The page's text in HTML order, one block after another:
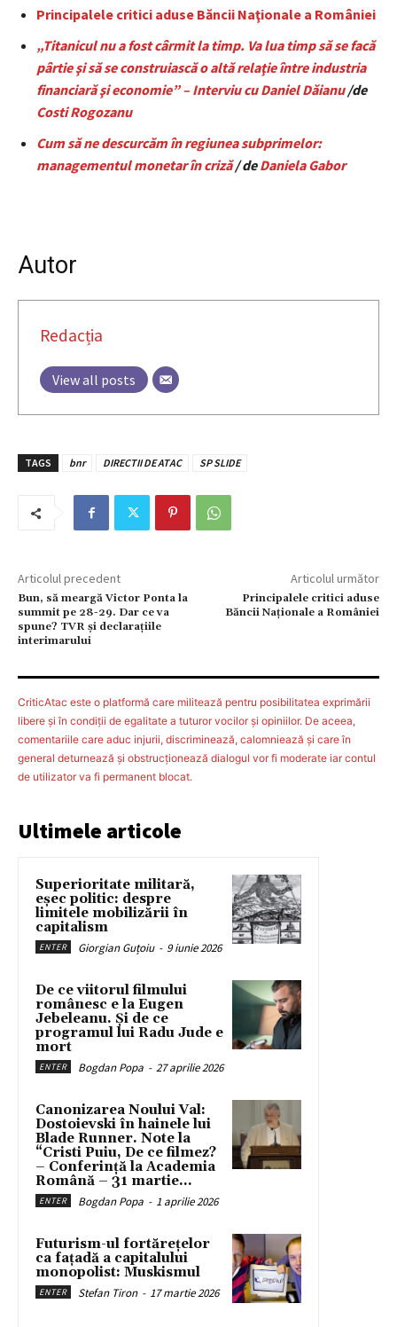
Principalele critici aduse Băncii Naţionale a României
„Titanicul nu a fost cârmit la timp. Va lua timp să se facă
pârtie şi să se construiască o altă relaţie între industria
financiară şi economie” – Interviu cu Daniel Dăianu/de
Costi Rogozanu
Cum să ne descurcăm în regiunea subprimelor:
managementul monetar în criză/ deDaniela Gabor
Autor
Redacția
View all posts
TAGS bnr DIRECTII DE ATAC SP SLIDE
Articolul precedent
Bun, să meargă Victor Ponta la
summit pe 28-29. Dar ce va
spune? TVR şi declaraţiile
interimarului
Articolul următor
Principalele critici aduse
Băncii Naţionale a României
CriticAtac este o platformă care militează pentru posibilitatea exprimării
libere şi în condiţii de egalitate a tuturor vocilor şi opiniilor. De aceea,
comentariile care aduc injurii, discriminează, calomniează şi care în
general deturnează şi obstrucţionează dialogul vor fi moderate iar contul
de utilizator va fi permanent blocat.
Ultimele articole
Superioritate militară,
eșec politic: despre
limitele mobilizării în
capitalism
ENTER Giorgian Guțoiu - 9 iunie 2026
De ce viitorul filmului
românesc e la Eugen
Jebeleanu. Și de ce
programul lui Radu Jude e
mort
ENTER Bogdan Popa - 27 aprilie 2026
Canonizarea Noului Val:
Dostoievski în hainele lui
Blade Runner. Note la
“Cristi Puiu, De ce filmez?
– Conferință la Academia
Română – 31 martie...
ENTER Bogdan Popa - 1 aprilie 2026
Futurism-ul fortărețelor
ca fațadă a capitalului
monopolist: Muskismul
ENTER Stefan Tiron - 17 martie 2026